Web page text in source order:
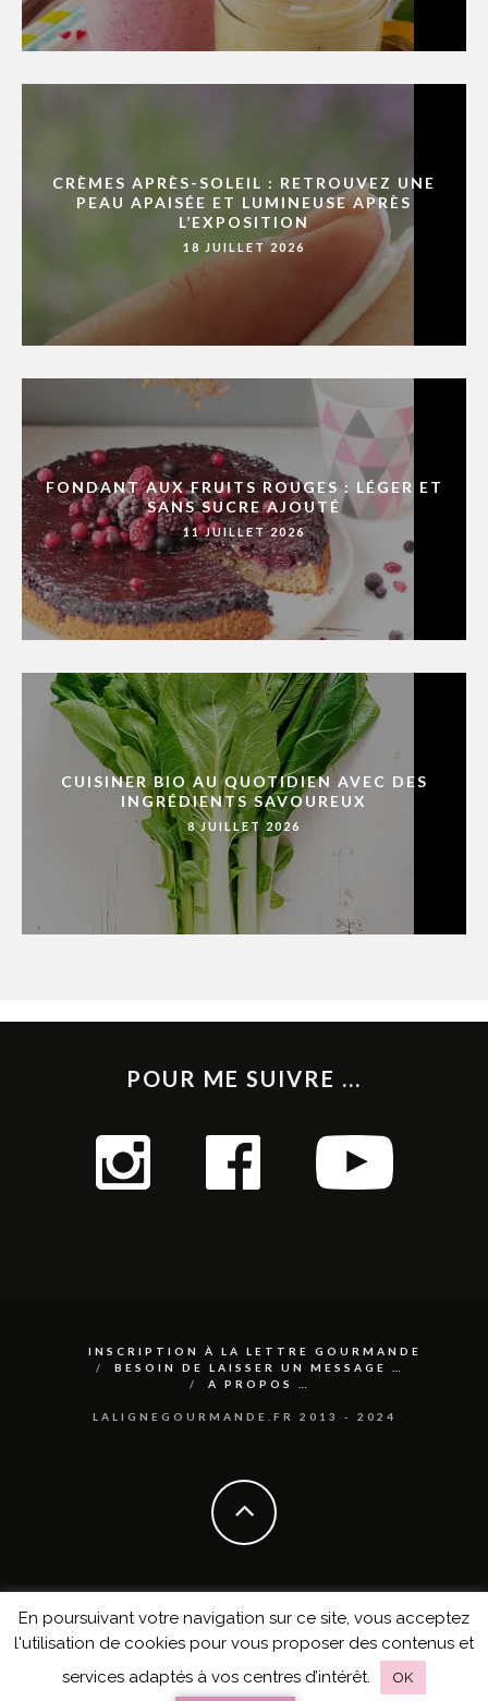
CRÈMES APRÈS-SOLEIL : RETROUVEZ UNE
PEAU APAISÉE ET LUMINEUSE APRÈS
L’EXPOSITION
18 JUILLET 2026
FONDANT AUX FRUITS ROUGES : LÉGER ET
SANS SUCRE AJOUTÉ
11 JUILLET 2026
CUISINER BIO AU QUOTIDIEN AVEC DES
INGRÉDIENTS SAVOUREUX
8 JUILLET 2026
POUR ME SUIVRE ...
INSCRIPTION À LA LETTRE GOURMANDE
BESOIN DE LAISSER UN MESSAGE …
A PROPOS …
LALIGNEGOURMANDE.FR 2013 - 2024
En poursuivant votre navigation sur ce site, vous acceptez
l'utilisation de cookies pour vous proposer des contenus et
services adaptés à vos centres d’intérêt.
OK